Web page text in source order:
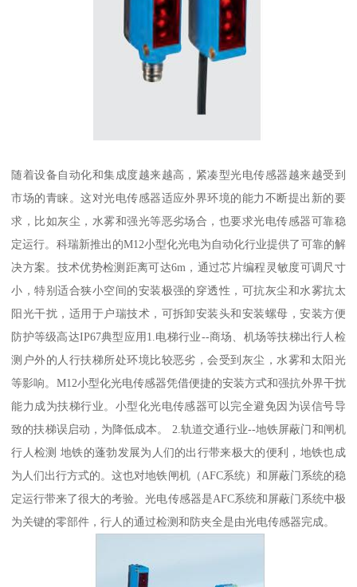
随着设备自动化和集成度越来越高，紧凑型光电传感器越来越受到
市场的青睐。这对光电传感器适应外界环境的能力不断提出新的要
求，比如灰尘，水雾和强光等恶劣场合，也要求光电传感器可靠稳
定运行。科瑞新推出的M12小型化光电为自动化行业提供了可靠的解
决方案。技术优势检测距离可达6m，通过芯片编程灵敏度可调尺寸
小，特别适合狭小空间的安装极强的穿透性，可抗灰尘和水雾抗太
阳光干扰，适用于户瑞技术，可拆卸安装头和安装螺母，安装方便
防护等级高达IP67典型应用1.电梯行业--商场、机场等扶梯出行人检
测户外的人行扶梯所处环境比较恶劣，会受到灰尘，水雾和太阳光
等影响。M12小型化光电传感器凭借便捷的安装方式和强抗外界干扰
能力成为扶梯行业。小型化光电传感器可以完全避免因为误信号导
致的扶梯误启动，为降低成本。 2.轨道交通行业--地铁屏蔽门和闸机
行人检测 地铁的蓬勃发展为人们的出行带来极大的便利，地铁也成
为人们出行方式的。这也对地铁闸机（AFC系统）和屏蔽门系统的稳
定运行带来了很大的考验。光电传感器是AFC系统和屏蔽门系统中极
为关键的零部件，行人的通过检测和防夹全是由光电传感器完成。